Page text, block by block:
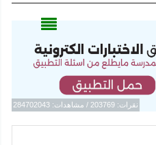
نقرات: 203769 / مشاهدات: 284702043